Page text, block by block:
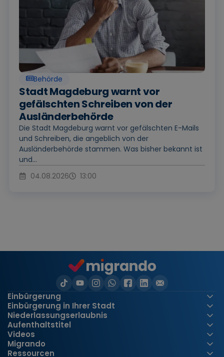
Behörde
Stadt Magdeburg warnt vor
gefälschten Schreiben von der
Ausländerbehörde
Die Stadt Magdeburg warnt vor gefälschten E-Mails
und Schreiben, die angeblich von der
Ausländerbehörde stammen. Was bisher bekannt ist
und...
04.08.2026
13:00
Einbürgerung
Einbürgerung in Ihrer Stadt
Niederlassungserlaubnis
Aufenthaltstitel
Videos
Migrando
Ressourcen